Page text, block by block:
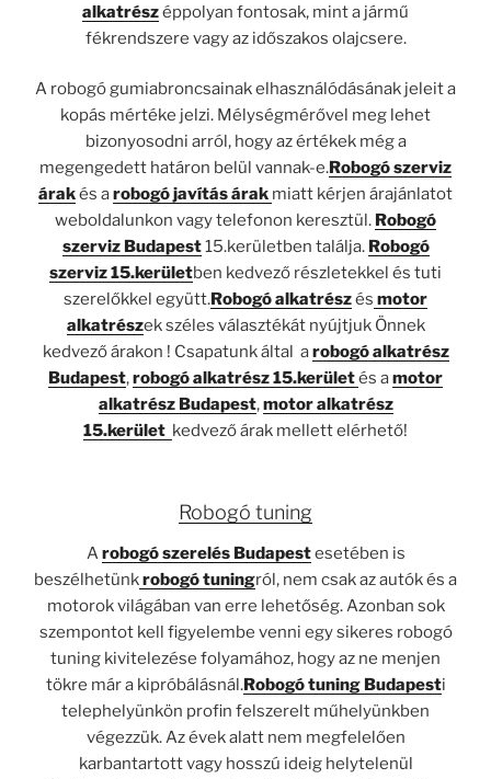
alkatrészéppolyan fontosak, mint a jármű
fékrendszere vagy az időszakos olajcsere.
A robogó gumiabroncsainak elhasználódásának jeleit a
kopás mértéke jelzi. Mélységmérővel meg lehet
bizonyosodni arról, hogy az értékek még a
megengedett határon belül vannak-e.Robogó szerviz
árakés arobogó javítás árak miatt kérjen árajánlatot
weboldalunkon vagy telefonon keresztül. Robogó
szerviz Budapest15.kerületben találja. Robogó
szerviz 15.kerületben kedvező részletekkel és tuti
szerelőkkel együtt.Robogó alkatrészés motor
alkatrészek széles választékát nyújtjuk Önnek
kedvező árakon ! Csapatunk által arobogó alkatrész
Budapest,robogó alkatrész 15.kerületés amotor
alkatrész Budapest,motor alkatrész
15.kerület kedvező árak mellett elérhető!
Robogó tuning
Arobogó szerelés Budapestesetében is
beszélhetünkrobogó tuningról, nem csak az autók és a
motorok világában van erre lehetőség. Azonban sok
szempontot kell figyelembe venni egy sikeres robogó
tuning kivitelezése folyamához, hogy az ne menjen
tökre már a kipróbálásnál.Robogó tuning Budapesti
telephelyünkön profin felszerelt műhelyünkben
végezzük. Az évek alatt nem megfelelően
karbantartott vagy hosszú ideig helytelenül